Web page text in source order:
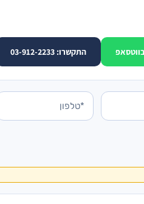
התקשרו: 03-912-2233